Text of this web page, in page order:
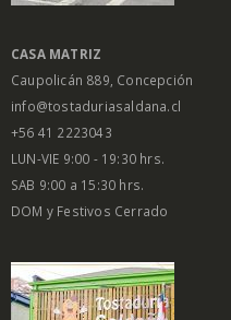
CASA MATRIZ
Caupolicán 889, Concepción
info@tostaduriasaldana.cl
+56 41 2223043
LUN-VIE 9:00 - 19:30 hrs.
SAB 9:00 a 15:30 hrs.
DOM y Festivos Cerrado